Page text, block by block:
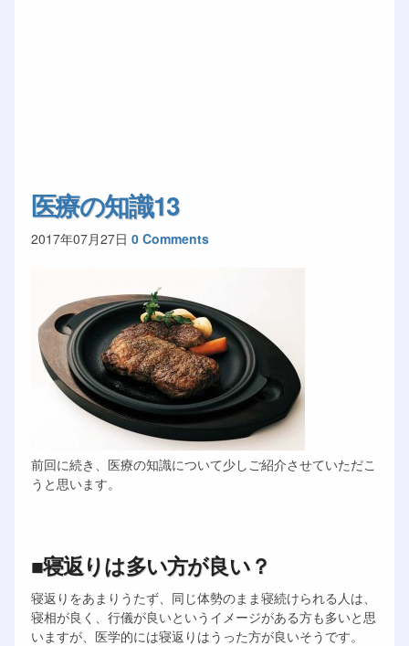
医療の知識13
2017年07月27日 0 Comments
前回に続き、医療の知識について少しご紹介させていただこ
うと思います。
■寝返りは多い方が良い？
寝返りをあまりうたず、同じ体勢のまま寝続けられる人は、
寝相が良く、行儀が良いというイメージがある方も多いと思
いますが、医学的には寝返りはうった方が良いそうです。